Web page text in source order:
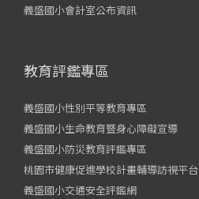
義盛國小會計室公布資訊
教育評鑑專區
義盛國小性別平等教育專區
義盛國小生命教育暨身心障礙宣導
義盛國小防災教育評鑑專區
桃園市健康促進學校計畫輔導訪視平台
義盛國小交通安全評鑑網